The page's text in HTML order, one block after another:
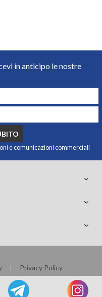
in anticipo le nostre
e comunicazioni commerciali
Privacy Policy
- All rights Reserved
Focustek